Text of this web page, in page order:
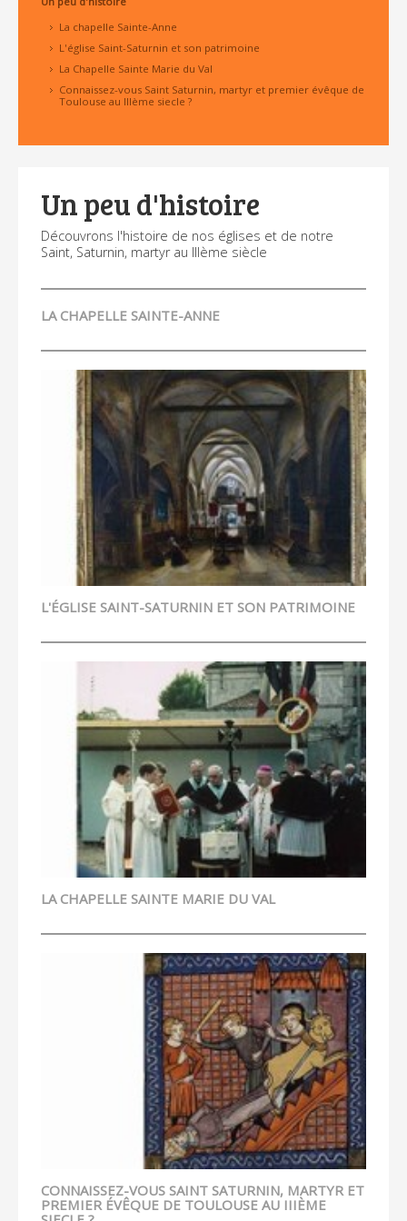
La chapelle Sainte-Anne
L'église Saint-Saturnin et son patrimoine
La Chapelle Sainte Marie du Val
Connaissez-vous Saint Saturnin, martyr et premier évêque de
Toulouse au IIIème siecle ?
Un peu d'histoire
Découvrons l'histoire de nos églises et de notre
Saint, Saturnin, martyr au IIIème siècle
LA CHAPELLE SAINTE-ANNE
L'ÉGLISE SAINT-SATURNIN ET SON PATRIMOINE
LA CHAPELLE SAINTE MARIE DU VAL
CONNAISSEZ-VOUS SAINT SATURNIN, MARTYR ET
PREMIER ÉVÊQUE DE TOULOUSE AU IIIÈME